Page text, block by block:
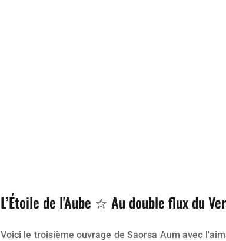
L’Étoile de l'Aube ☆ Au double flux du
Voici le troisième ouvrage de Saorsa Aum avec